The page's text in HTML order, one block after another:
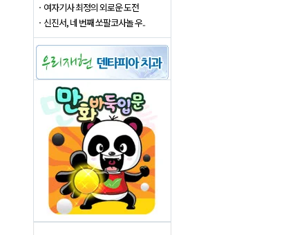
여자기사 최정의 외로운 도전
신진서, 네 번째 쏘팔코사놀 우..